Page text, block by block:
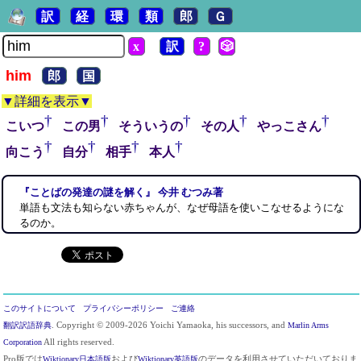
訳 経 環 類 郎 Ｇ
x 訳 ? 🎲
him 郎
国
▼詳細を表示▼
こいつ† この男† そういうの† その人† やっこさん†
向こう† 自分† 相手† 本人†
『ことばの発達の謎を解く』 今井 むつみ著
単語も文法も知らない赤ちゃんが、なぜ母語を使いこなせるようにな
るのか。
このサイトについて プライバシーポリシー
ご連絡
翻訳訳語辞典 . Copyright © 2009-2026 Yoichi Yamaoka, his successors, and Marlin Arms
Corporation All rights reserved.
Pro版ではWiktionary日本語版およびWiktionary英語版のデータを利用させていただいておりま